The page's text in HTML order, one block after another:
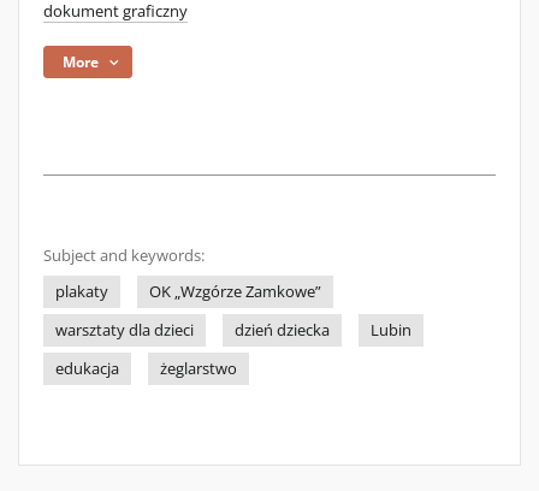
dokument graficzny
More
Subject and keywords:
plakaty
OK „Wzgórze Zamkowe”
warsztaty dla dzieci
dzień dziecka
Lubin
edukacja
żeglarstwo